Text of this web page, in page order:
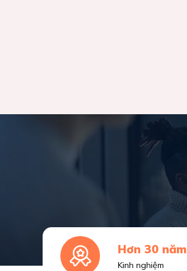
Hơn 30 năm
Kinh nghiệm